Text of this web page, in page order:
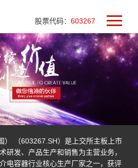
股票代码： 603267
） （603267.SH）是上交所主板上市
研发、产品生产和销售为主营业务，
电容器行业核心生产厂家之一，获评